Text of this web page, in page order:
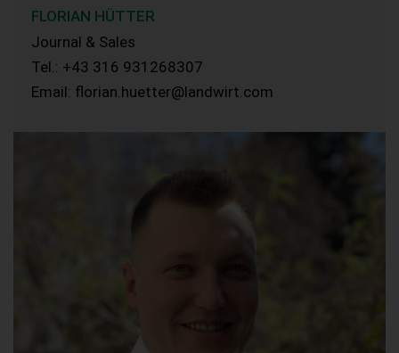
FLORIAN HÜTTER
Journal & Sales
Tel.: +43 316 931268307
Email: florian.huetter@landwirt.com